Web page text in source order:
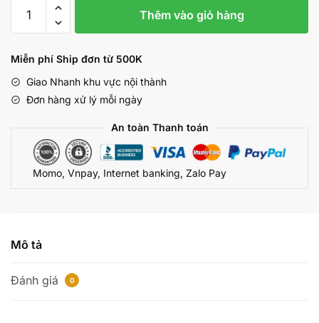
dài
gian
Super
84000
lượng
Thêm vào giỏ hàng
Miễn phí Ship đơn từ 500K
Giao Nhanh khu vực nội thành
Đơn hàng xử lý mỗi ngày
An toàn Thanh toán
Momo, Vnpay, Internet banking, Zalo Pay
Mô tả
Đánh giá 0